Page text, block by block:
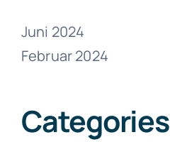
Zollikon
Juni 2024
Februar 2024
Categories